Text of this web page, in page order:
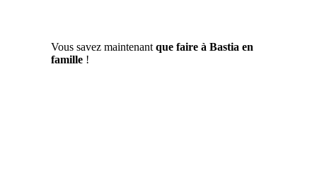
Vous savez maintenant que faire à Bastia en
famille !